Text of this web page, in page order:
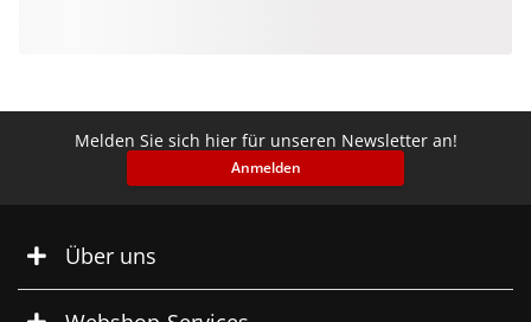
Melden Sie sich hier für unseren Newsletter an!
Anmelden
Über uns